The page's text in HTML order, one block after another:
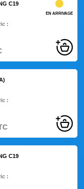
C19
:
EN ARRIVAGE
:
C19
: